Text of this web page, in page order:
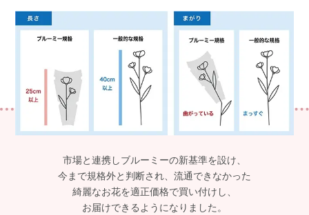
市場と連携しブルーミーの新基準を設け、
今まで規格外と判断され、流通できなかった
綺麗なお花を適正価格で買い付けし、
お届けできるようになりました。